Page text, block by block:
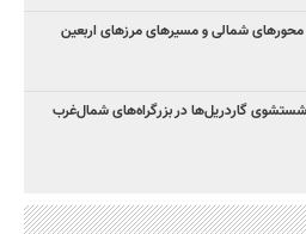
محورهای شمالی و مسیرهای مرزهای اربعین
شستشوی گاردریل‌ها در بزرگراه‌های شمال‌غرب